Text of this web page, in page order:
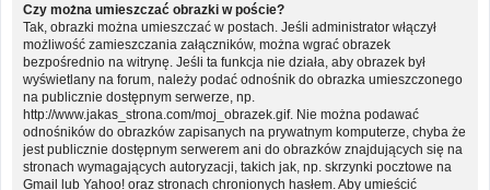
Czy można umieszczać obrazki w poście?
Tak, obrazki można umieszczać w postach. Jeśli administrator włączył
możliwość zamieszczania załączników, można wgrać obrazek
bezpośrednio na witrynę. Jeśli ta funkcja nie działa, aby obrazek był
wyświetlany na forum, należy podać odnośnik do obrazka umieszczonego
na publicznie dostępnym serwerze, np.
http://www.jakas_strona.com/moj_obrazek.gif. Nie można podawać
odnośników do obrazków zapisanych na prywatnym komputerze, chyba że
jest publicznie dostępnym serwerem ani do obrazków znajdujących się na
stronach wymagających autoryzacji, takich jak, np. skrzynki pocztowe na
Gmail lub Yahoo! oraz stronach chronionych hasłem. Aby umieścić